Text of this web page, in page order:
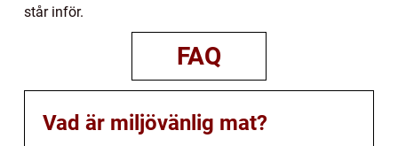
står inför.
FAQ
Vad är miljövänlig mat?